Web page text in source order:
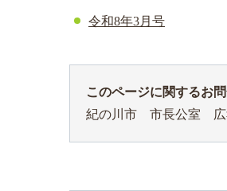
令和8年3月号
このページに関するお
紀の川市 市長公室